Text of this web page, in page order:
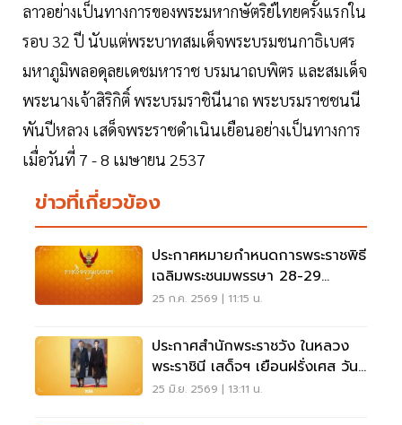
ลาวอย่างเป็นทางการของพระมหากษัตริย์ไทยครั้งแรกใน
รอบ 32 ปี นับแต่พระบาทสมเด็จพระบรมชนกาธิเบศร
มหาภูมิพลอดุลยเดชมหาราช บรมนาถบพิตร และสมเด็จ
พระนางเจ้าสิริกิติ์ พระบรมราชินีนาถ พระบรมราชชนนี
พันปีหลวง เสด็จพระราชดำเนินเยือนอย่างเป็นทางการ
เมื่อวันที่ 7 - 8 เมษายน 2537
ข่าวที่เกี่ยวข้อง
ประกาศหมายกำหนดการพระราชพิธี
เฉลิมพระชนมพรรษา 28-29
กรกฎาคม 2569
25 ก.ค. 2569 | 11:15 น.
ประกาศสำนักพระราชวัง ในหลวง
พระราชินี เสด็จฯ เยือนฝรั่งเศส วันที่
28 มิ.ย.-2 ก.ค.นี้
25 มิ.ย. 2569 | 13:11 น.